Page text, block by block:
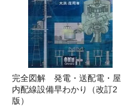
完全図解 発電・送配電・屋
内配線設備早わかり（改訂2
版）